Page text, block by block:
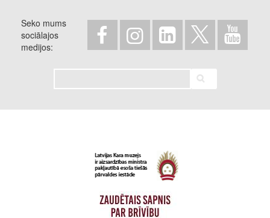
Seko mums
sociālajos
medijos